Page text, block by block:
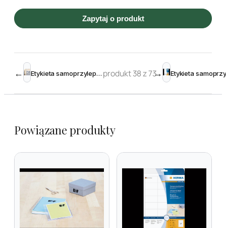
Zapytaj o produkt
← Etykieta samoprzylepna zewnętrzna 63,5 x 33,9 mm (240szt) produkt 38 z 73→
Powiązane produkty